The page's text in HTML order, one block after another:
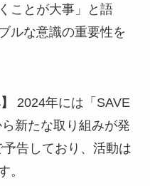
ことが大事」と語
ルな意識の重要性を
2024年には「SAVE
新たな取り組みが発
告しており、活動は
。